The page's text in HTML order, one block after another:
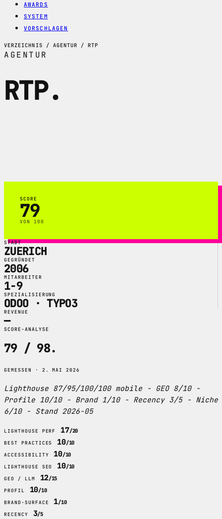
AWARDS
SYSTEM
VORSCHLAGEN
VERZEICHNIS / AGENTUR / RTP
AGENTUR
RTP.
SCORE
79
VON 100
STADT
ZUERICH
GEGRÜNDET
2006
MITARBEITER
1-9
SPEZIALISIERUNG
ODOO · TYPO3
REVENUE
—
SCORE-ANALYSE
79 / 98.
GEMESSEN · 2. MAI 2026
Lighthouse 87/95/100/100 mobile - GEO 8/10 -
Profile 10/10 - Brand 1/10 - Recency 3/5 - Niche
6/10 - Stand 2026-05
LIGHTHOUSE PERF 17/20
BEST PRACTICES 10/10
ACCESSIBILITY 10/10
LIGHTHOUSE SEO 10/10
GEO / LLM 12/15
PROFIL 10/10
BRAND-SURFACE 1/10
RECENCY 3/5